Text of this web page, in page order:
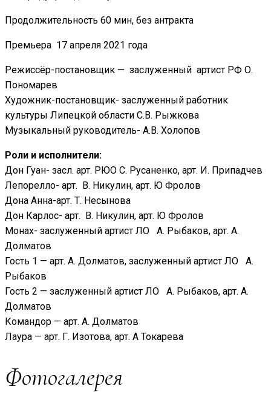
Продолжительность 60 мин, без антракта
Премьера 17 апреля 2021 года
Режиссёр-постановщик — заслуженный артист РФ О.
Пономарев
Художник-постановщик- заслуженный работник
культуры Липецкой области С.В. Рыжкова
Музыкальный руководитель- А.В. Холопов
Роли и исполнители:
Дон Гуан- засл. арт. РЮО С. Русаненко, арт. И. Припадчев
Лепорелло- арт. В. Никулин, арт. Ю Фролов
Дона Анна-арт. Т. Несынова
Дон Карлос- арт. В. Никулин, арт. Ю Фролов
Монах- заслуженный артист ЛО А. Рыбаков, арт. А.
Долматов
Гость 1 — арт. А. Долматов, заслуженный артист ЛО А.
Рыбаков
Гость 2 — заслуженный артист ЛО А. Рыбаков, арт. А.
Долматов
Командор — арт. А. Долматов
Лаура — арт. Г. Изотова, арт. А Токарева
Фотогалерея